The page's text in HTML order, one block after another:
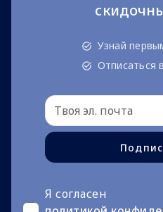
Узнай
Отписаться
Я согласен